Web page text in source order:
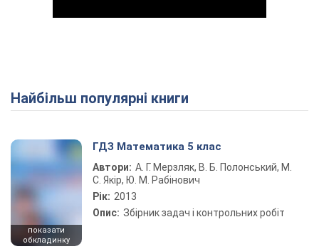
Play Video
Найбільш популярні книги
показати
обкладинку
ГДЗ Математика 5 клас
Автори: А. Г. Мерзляк, В. Б. Полонський, М.
С. Якір, Ю. М. Рабінович
Рік: 2013
Опис: Збірник задач і контрольних робіт